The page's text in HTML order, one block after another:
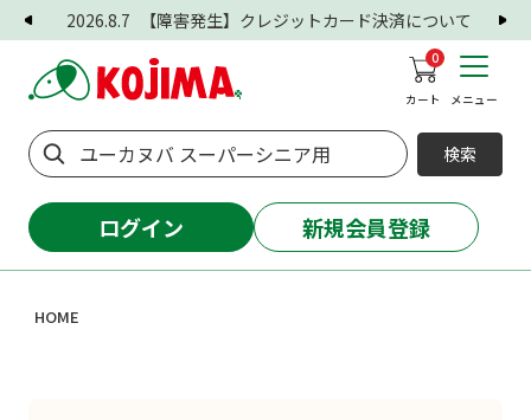
2026.8.7 【障害発生】クレジットカード決済について
0
カート メニュー
検索
ログイン 新規会員登録
HOME